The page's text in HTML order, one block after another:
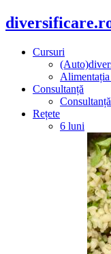
Cursuri
Consultanță
Rețete
6 luni